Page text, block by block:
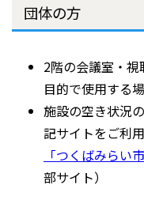
団体の方
2階の会議室・
目的で使用する
施設の空き状況
記サイトをご利
「つくばみらい
部サイト）